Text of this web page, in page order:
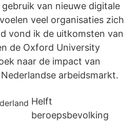
van nieuwe digitale
veel organisaties zich
vond ik de uitkomsten van
de Oxford University
naar de impact van
arbeidsmarkt.
Helft
beroepsbevolking